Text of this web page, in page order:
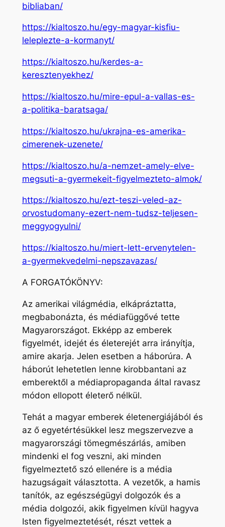
bibliaban/
https://kialtoszo.hu/egy-magyar-kisfiu-
leleplezte-a-kormanyt/
https://kialtoszo.hu/kerdes-a-
keresztenyekhez/
https://kialtoszo.hu/mire-epul-a-vallas-es-
a-politika-baratsaga/
https://kialtoszo.hu/ukrajna-es-amerika-
cimerenek-uzenete/
https://kialtoszo.hu/a-nemzet-amely-elve-
megsuti-a-gyermekeit-figyelmezteto-almok/
https://kialtoszo.hu/ezt-teszi-veled-az-
orvostudomany-ezert-nem-tudsz-teljesen-
meggyogyulni/
https://kialtoszo.hu/miert-lett-ervenytelen-
a-gyermekvedelmi-nepszavazas/
A FORGATÓKÖNYV:
Az amerikai világmédia, elkápráztatta,
megbabonázta, és médiafüggővé tette
Magyarországot. Ekképp az emberek
figyelmét, idejét és életerejét arra irányítja,
amire akarja. Jelen esetben a háborúra. A
háborút lehetetlen lenne kirobbantani az
emberektől a médiapropaganda által ravasz
módon ellopott életerő nélkül.
Tehát a magyar emberek életenergiájából és
az ő egyetértésükkel lesz megszervezve a
magyarországi tömegmészárlás, amiben
mindenki el fog veszni, aki minden
figyelmeztető szó ellenére is a média
hazugságait választotta. A vezetők, a hamis
tanítók, az egészségügyi dolgozók és a
média dolgozói, akik figyelmen kívül hagyva
Isten figyelmeztetését, részt vettek a